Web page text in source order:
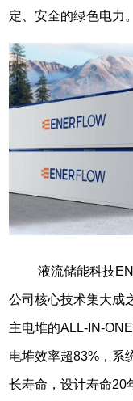
定、安全的绿色电力。
液流储能科技
公司核心技术集大成
主电堆的ALL-IN-ONE
电堆效率超83%，系
长寿命，设计寿命20